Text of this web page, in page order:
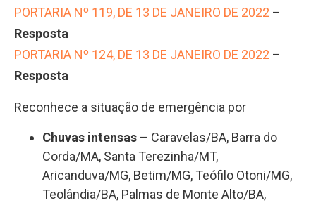
PORTARIA Nº 119, DE 13 DE JANEIRO DE 2022 –
Resposta
PORTARIA Nº 124, DE 13 DE JANEIRO DE 2022 –
Resposta
Reconhece a situação de emergência por
Chuvas intensas – Caravelas/BA, Barra do
Corda/MA, Santa Terezinha/MT,
Aricanduva/MG, Betim/MG, Teófilo Otoni/MG,
Teolândia/BA, Palmas de Monte Alto/BA,